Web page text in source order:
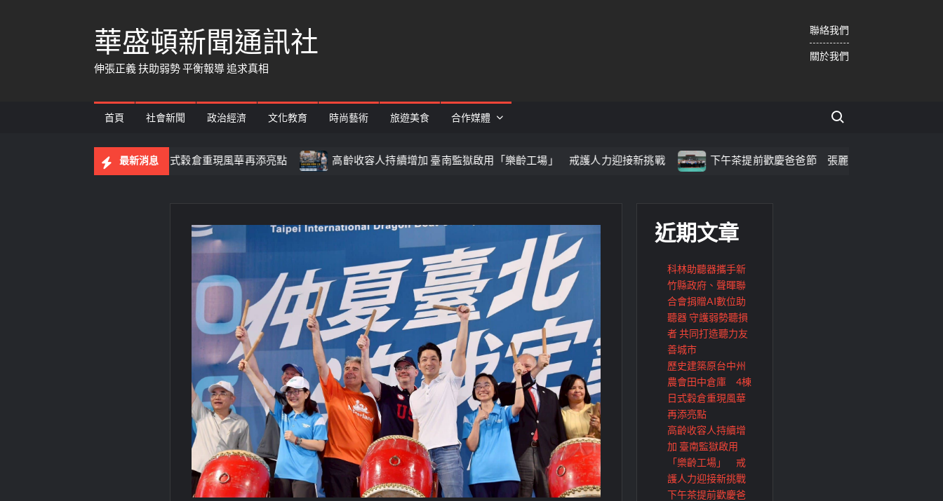
華盛頓新聞通訊社
伸張正義 扶助弱勢 平衡報導 追求真相
聯絡我們
關於我們
首頁 社會新聞 政治經濟 文化教育 時尚藝術 旅遊美食 合作媒體
Search for:
最新消息
會田中倉庫 4棟日式穀倉重現風華再添亮點 高齡收容人持續增加 臺南監獄啟用「樂齡工場」 戒護人力迎接新挑戰 下午茶提前歡慶爸爸節 張麗善縣長致贈馬克杯感謝男性同仁辛
近期文章
科林助聽器攜手新
竹縣政府、聲暉聯
合會捐贈AI數位助
聽器 守護弱勢聽損
者 共同打造聽力友
善城市
歷史建築原台中州
農會田中倉庫 4棟
日式穀倉重現風華
再添亮點
高齡收容人持續增
加 臺南監獄啟用
「樂齡工場」 戒
護人力迎接新挑戰
下午茶提前歡慶爸